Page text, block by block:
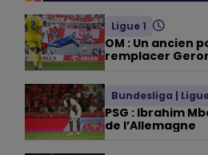
Ligue 1
OM : Un ancien
remplacer
Bundesliga |
PSG : Ibrahim
de l’Allemagne